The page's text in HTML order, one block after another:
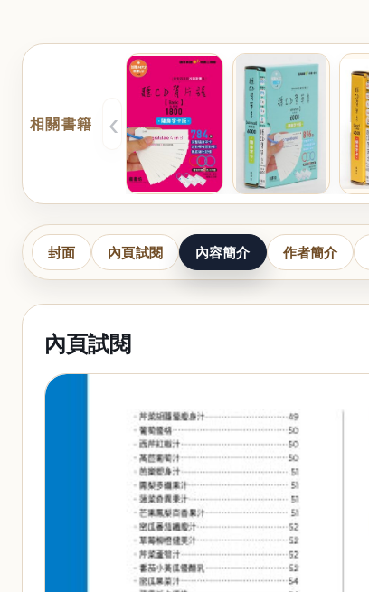
相關書籍 ‹
封面 內頁試閱 內容簡介 作者簡介
內頁試閱